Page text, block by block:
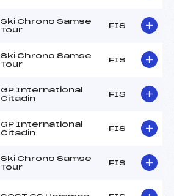
Ski Chrono Samse
Tour
FIS
Ski Chrono Samse
Tour
FIS
GP International
Citadin
FIS
GP International
Citadin
FIS
Ski Chrono Samse
Tour
FIS